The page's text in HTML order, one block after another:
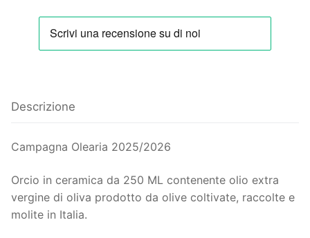
Blog
Contatti
Descrizione
Campagna Olearia 2025/2026
Orcio in ceramica da 250 ML contenente olio extra
vergine di oliva prodotto da olive coltivate, raccolte e
molite in Italia.